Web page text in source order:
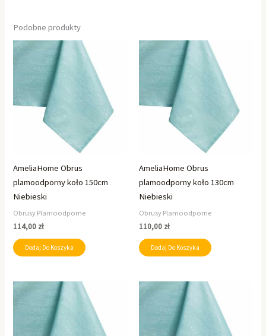
Podobne produkty
AmeliaHome Obrus
plamoodporny koło 150cm
Niebieski
Obrusy Plamoodporne
114,00 zł
Dodaj Do Koszyka
AmeliaHome Obrus
plamoodporny koło 130cm
Niebieski
Obrusy Plamoodporne
110,00 zł
Dodaj Do Koszyka